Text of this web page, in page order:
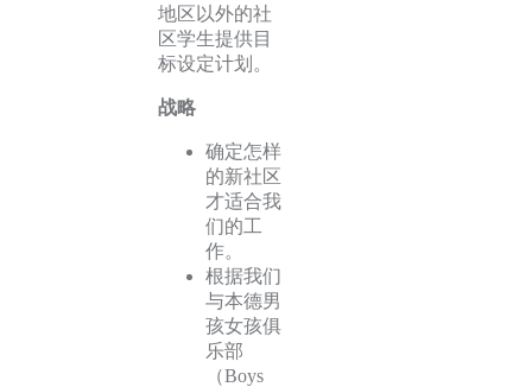
地区以外的社
区学生提供目
标设定计划。
战略
确定怎样
的新社区
才适合我
们的工
作。
根据我们
与本德男
孩女孩俱
乐部
（Boys